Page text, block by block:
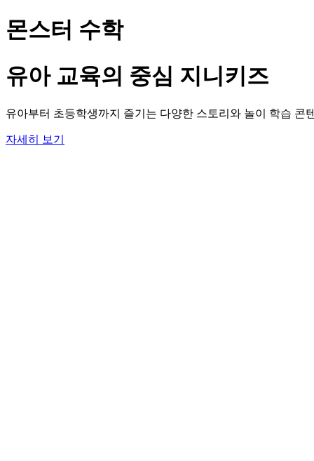
몬스터 수학
유아 교육의 중심 지니키즈
유아부터 초등학생까지 즐기는 다양한 스토리와 놀이 학습
자세히 보기